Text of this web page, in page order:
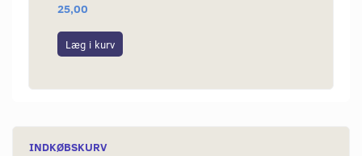
25,00
Læg i kurv
INDKØBSKURV